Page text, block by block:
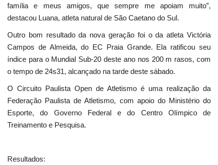
família e meus amigos, que sempre me apoiam muito”,
destacou Luana, atleta natural de São Caetano do Sul.
Outro bom resultado da nova geração foi o da atleta Victória
Campos de Almeida, do EC Praia Grande. Ela ratificou seu
índice para o Mundial Sub-20 deste ano nos 200 m rasos, com
o tempo de 24s31, alcançado na tarde deste sábado.
O Circuito Paulista Open de Atletismo é uma realização da
Federação Paulista de Atletismo, com apoio do Ministério do
Esporte, do Governo Federal e do Centro Olímpico de
Treinamento e Pesquisa.
Resultados: